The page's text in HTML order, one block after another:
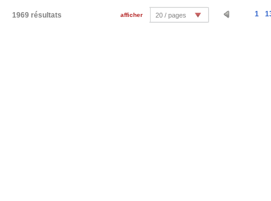
1969 résultats 1
afficher 20 / pages